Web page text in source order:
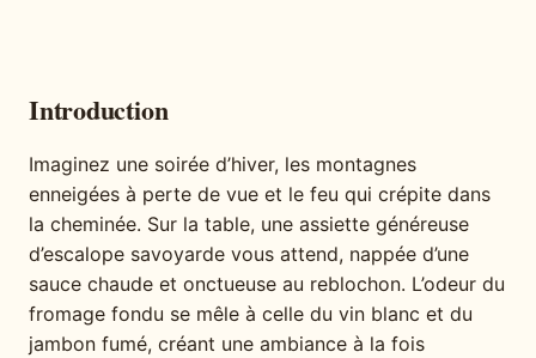
Introduction
Imaginez une soirée d’hiver, les montagnes
enneigées à perte de vue et le feu qui crépite dans
la cheminée. Sur la table, une assiette généreuse
d’escalope savoyarde vous attend, nappée d’une
sauce chaude et onctueuse au reblochon. L’odeur du
fromage fondu se mêle à celle du vin blanc et du
jambon fumé, créant une ambiance à la fois